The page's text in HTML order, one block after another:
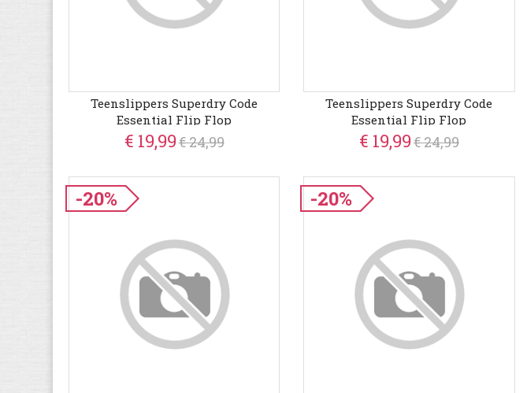
Teenslippers Superdry Code
Essential Flip Flop
€ 19,99€ 24,99
Teenslippers Superdry Code
Essential Flip Flop
€ 19,99€ 24,99
-20% -20%